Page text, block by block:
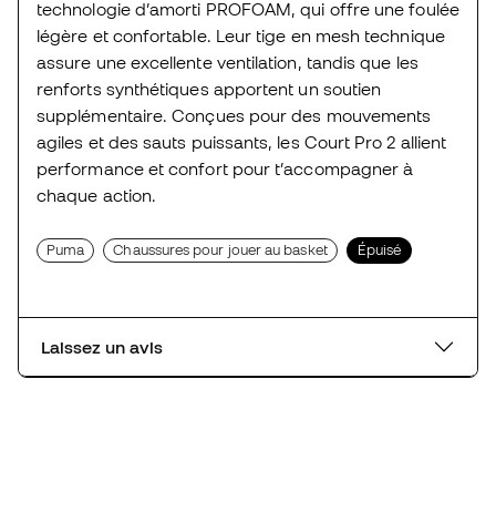
technologie d’amorti PROFOAM, qui offre une foulée
légère et confortable. Leur tige en mesh technique
assure une excellente ventilation, tandis que les
renforts synthétiques apportent un soutien
supplémentaire. Conçues pour des mouvements
agiles et des sauts puissants, les Court Pro 2 allient
performance et confort pour t’accompagner à
chaque action.
Puma Chaussures pour jouer au basket Épuisé
Laissez un avis